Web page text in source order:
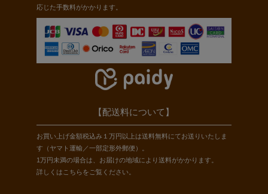
応じた手数料がかかります。
【配送料について】
お買い上げ金額税込み１万円以上は送料無料にてお送りいたしま
す（ヤマト運輸／一部定形外郵便）。
1万円未満の場合は、お届けの地域により送料がかかります。
詳しくは こちらをご覧ください。